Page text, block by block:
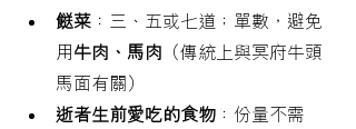
餸菜 ：三、五或七道；單數，避免
用 牛肉、馬肉 （傳統上與冥府牛頭
馬面有關）
逝者生前愛吃的食物 ：份量不需